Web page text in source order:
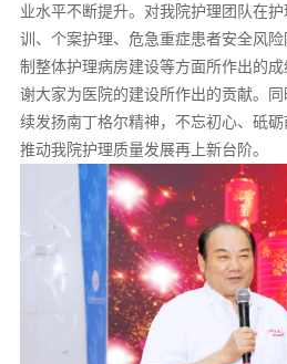
业水平不断提升。对我院护理团队在
训、个案护理、危急重症患者安全风
制整体护理病房建设等方面所作出的
谢大家为医院的建设所作出的贡献。
续发扬南丁格尔精神，不忘初心、砥
推动我院护理质量发展再上新台阶。